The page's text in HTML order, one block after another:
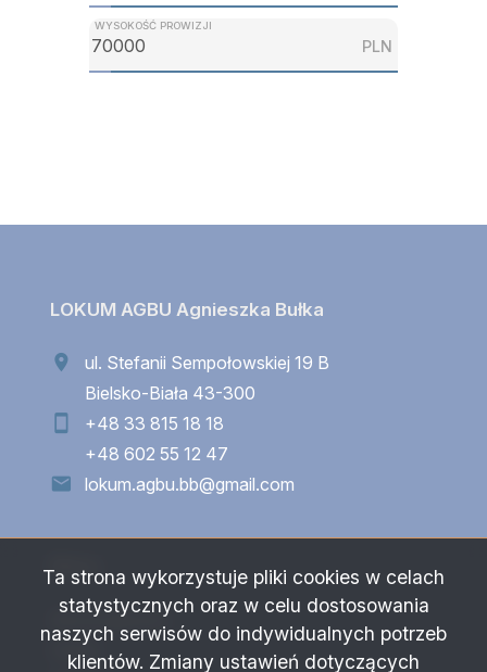
WYSOKOŚĆ PROWIZJI
PLN
LOKUM AGBU Agnieszka Bułka
ul. Stefanii Sempołowskiej 19 B
Bielsko-Biała 43-300
+48 33 815 18 18
+48 602 55 12 47
lokum.agbu.bb@gmail.com
Menu
Strona główna
Oferty
Ta strona wykorzystuje pliki cookies w celach
statystycznych oraz w celu dostosowania
naszych serwisów do indywidualnych potrzeb
klientów. Zmiany ustawień dotyczących